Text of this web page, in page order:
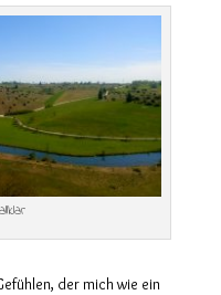
der mich wie ein